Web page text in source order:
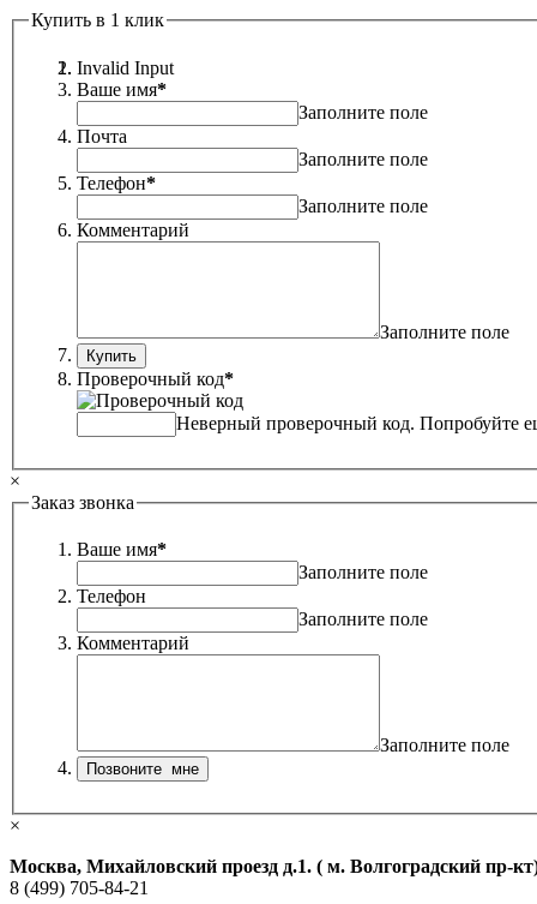
Купить в 1 клик
Invalid Input
Ваше имя*
Заполните поле
Почта
Заполните поле
Телефон*
Заполните поле
Комментарий
Заполните поле
Проверочный код*
Неверный проверочный код. Попробуйте
×
Заказ звонка
Ваше имя*
Заполните поле
Телефон
Заполните поле
Комментарий
Заполните поле
×
Москва, Михайловский проезд д.1. ( м. Волгоградский пр-
8 (499) 705-84-21